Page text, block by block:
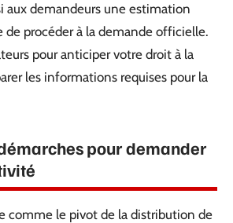
aux demandeurs une estimation
procéder à la demande officielle.
pour anticiper votre droit à la
les informations requises pour la
pour demander
comme le pivot de la distribution de